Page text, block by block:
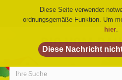
BIO VOM
Diese Seite verwendet
ordnungsgemäße Funktion. Um
hier.